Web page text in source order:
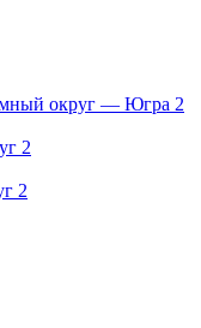
округ — Югра 2
2
2